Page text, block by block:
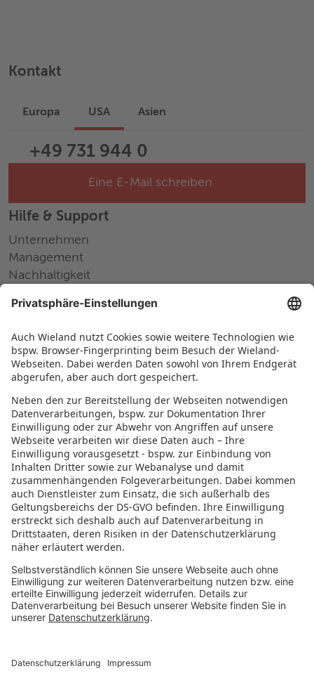
Kontakt
Europa USA Asien
+49 731 944 0
Eine E-Mail schreiben
Hilfe & Support
Unternehmen
Management
Nachhaltigkeit
Messen und Events
Karriere
Arbeiten bei Wieland
Jobs Europa
Jobs Nordamerika
Jobs Asien
RECHTLICHES
Datenschutz
Impressum
Governance
Nutzungsbedingungen